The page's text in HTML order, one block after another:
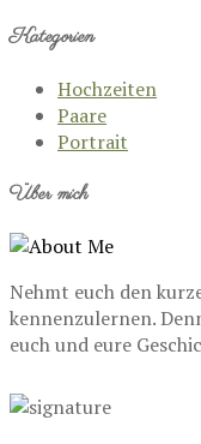
Kategorien
Hochzeiten
Paare
Portrait
Über mich
Nehmt euch den
kennenzulernen.
euch und eure